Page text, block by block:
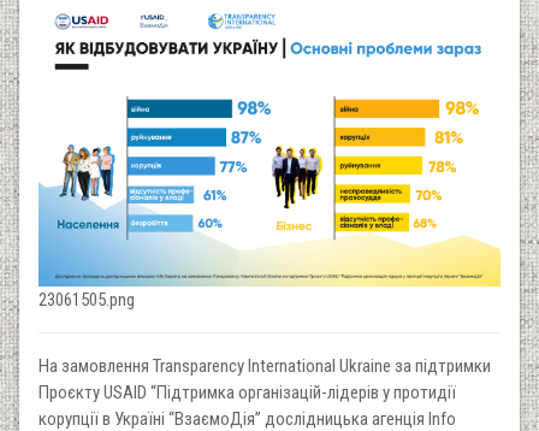
23061505.png
На замовлення Transparency International Ukraine за підтримки
Проєкту USAID “Підтримка організацій-лідерів у протидії
корупції в Україні “ВзаємоДія” дослідницька агенція Info